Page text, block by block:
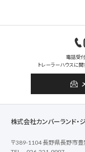
電話受
トレーラーハウスに
株式会社カンバーランド・
〒389-1104 長野県長野市